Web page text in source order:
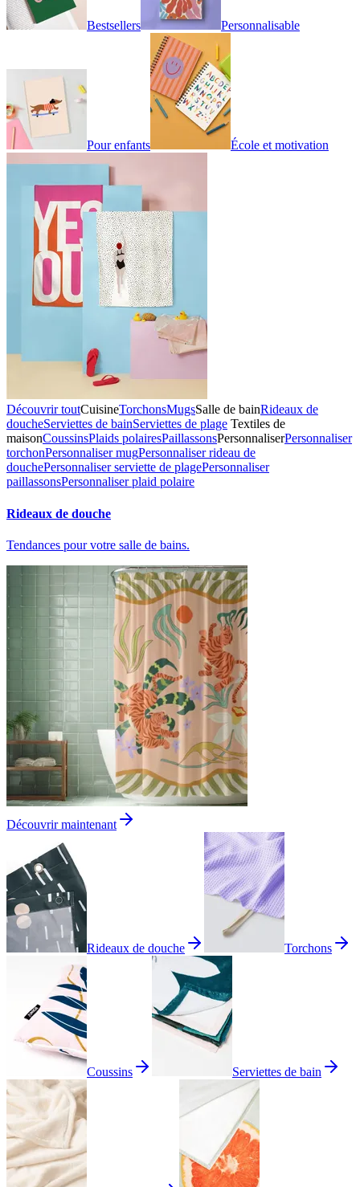
Bestsellers Personnalisable
Pour enfants École et motivation
Découvrir toutCuisineTorchonsMugsSalle de bainRideaux de
doucheServiettes de bainServiettes de plage Textiles de
maisonCoussinsPlaids polairesPaillassonsPersonnaliserPersonnaliser
torchonPersonnaliser mugPersonnaliser rideau de
douchePersonnaliser serviette de plagePersonnaliser
paillassonsPersonnaliser plaid polaire
Rideaux de douche
Tendances pour votre salle de bains.
Découvrir maintenant
Rideaux de douche Torchons
Coussins Serviettes de bain